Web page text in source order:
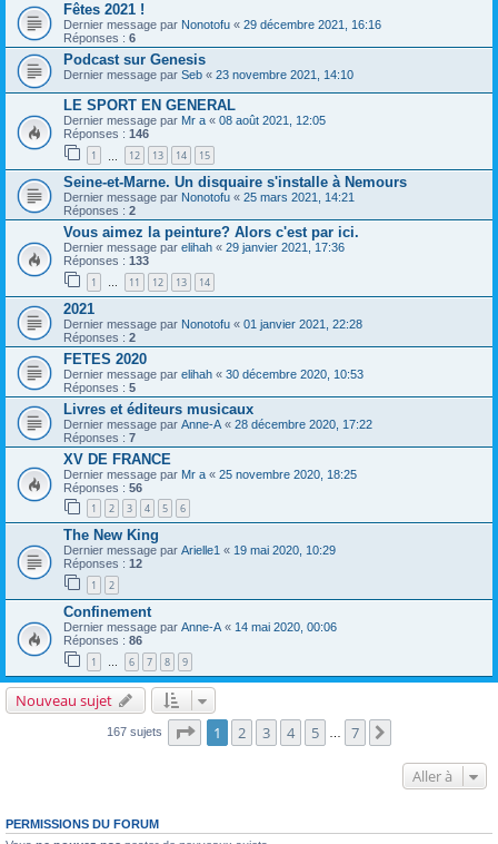
Fêtes 2021 !
Dernier message par Nonotofu « 29 décembre 2021, 16:16
Réponses : 6
Podcast sur Genesis
Dernier message par Seb « 23 novembre 2021, 14:10
LE SPORT EN GENERAL
Dernier message par Mr a « 08 août 2021, 12:05
Réponses : 146
1 12 13 14 15
Seine-et-Marne. Un disquaire s'installe à Nemours
Dernier message par Nonotofu « 25 mars 2021, 14:21
Réponses : 2
Vous aimez la peinture? Alors c'est par ici.
Dernier message par elihah « 29 janvier 2021, 17:36
Réponses : 133
1 … 11 12 13 14
2021
Dernier message par Nonotofu « 01 janvier 2021, 22:28
Réponses : 2
FETES 2020
Dernier message par elihah « 30 décembre 2020, 10:53
Réponses : 5
Livres et éditeurs musicaux
Dernier message par Anne-A « 28 décembre 2020, 17:22
Réponses : 7
XV DE FRANCE
Dernier message par Mr a « 25 novembre 2020, 18:25
Réponses : 56
1 2 3 4 5 6
The New King
Dernier message par Arielle1 « 19 mai 2020, 10:29
Réponses : 12
1 2
Confinement
Dernier message par Anne-A « 14 mai 2020, 00:06
Réponses : 86
1 … 6 7 8 9
Nouveau sujet
167 sujets Page sur7
1 2 3 4 5 7
Aller à
PERMISSIONS DU FORUM